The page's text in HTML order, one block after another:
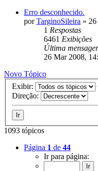
Erro desconhecido.
porTarginoSileira »
1 Respostas
6461 Exibições
Última
26 Mar 2008,
Novo Tópico
Exibir:
Direção:
1093 tópicos
Página 1 de 44
Ir para página: